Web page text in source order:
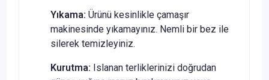
Yıkama: Ürünü kesinlikle çamaşır
makinesinde yıkamayınız. Nemli bir bez ile
silerek temizleyiniz.
Kurutma: Islanan terliklerinizi doğrudan